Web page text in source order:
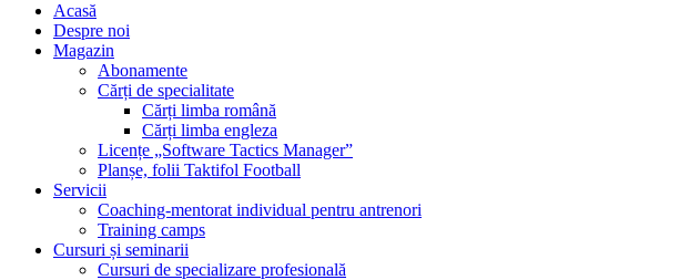
Acasă
Despre noi
Magazin
Abonamente
Cărți de specialitate
Cărți limba română
Cărți limba engleza
Licențe „Software Tactics Manager”
Planșe, folii Taktifol Football
Servicii
Coaching-mentorat individual pentru antrenori
Training camps
Cursuri și seminarii
Cursuri de specializare profesională